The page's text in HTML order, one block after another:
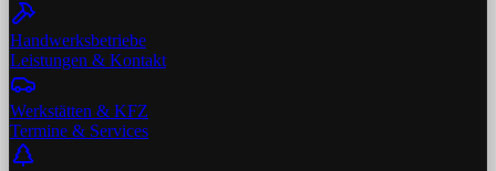
Handwerksbetriebe
Leistungen & Kontakt
Werkstätten & KFZ
Termine & Services